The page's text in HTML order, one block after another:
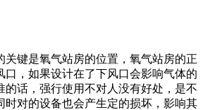
关键是氧气站房的位置，氧气站房的正
口，如果设计在了下风口会影响气体的
的话，强行使用不对人没有好处，是不
时对的设备也会产生定的损坏，影响其